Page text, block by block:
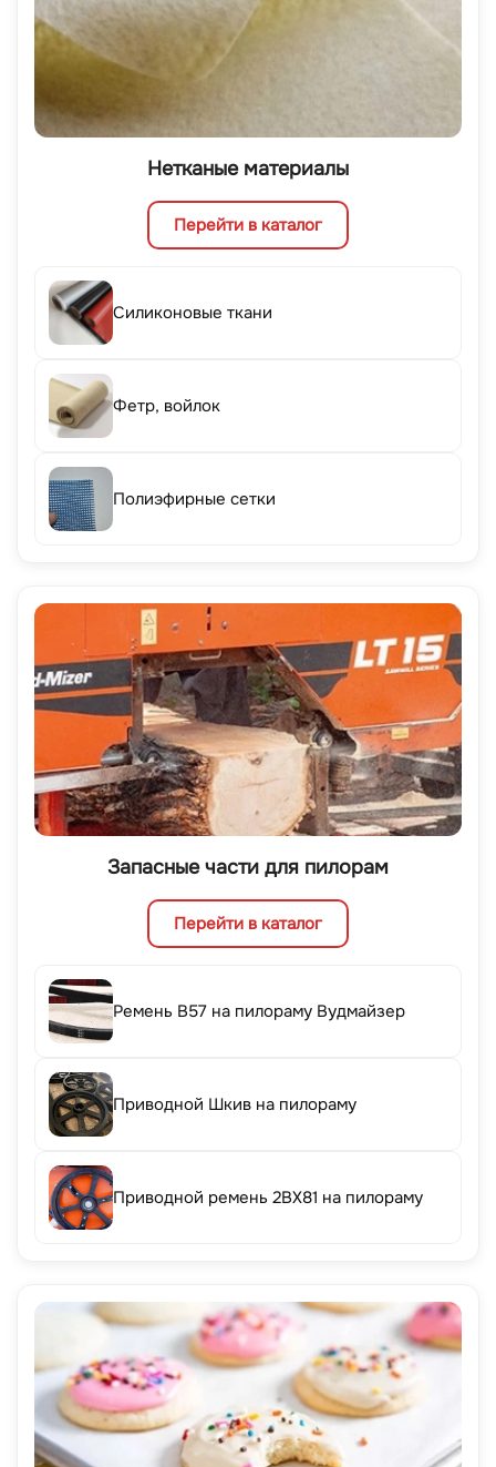
Нетканые материалы
Перейти в каталог
Силиконовые ткани
Фетр, войлок
Полиэфирные сетки
Запасные части для пилорам
Перейти в каталог
Ремень B57 на пилораму Вудмайзер
Приводной Шкив на пилораму
Приводной ремень 2BX81 на пилораму